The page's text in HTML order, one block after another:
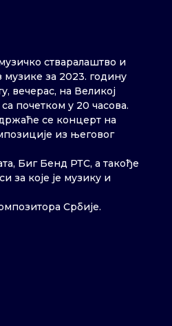
стваралаштво и
за 2023. годину
вечерас, на Великој
почетком у 20 часова.
се концерт на
из његовог
Биг Бенд РТС, а такође
за које је музику и
Србије.